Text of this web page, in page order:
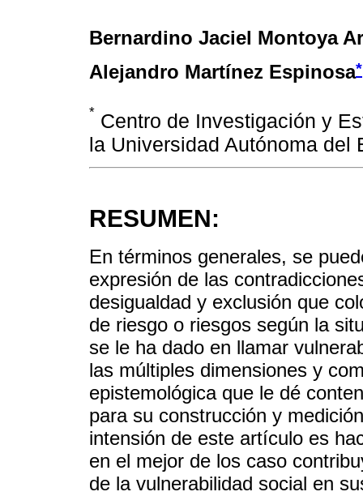
Bernardino Jaciel Montoya
Alejandro Martínez Espinosa*
* Centro de Investigación y
la Universidad Autónoma del
RESUMEN:
En términos generales, se
expresión de las
desigualdad y exclusión que
de riesgo o riesgos según la
se le ha dado en llamar
las múltiples dimensiones y
epistemológica que le dé
para su construcción y
intensión de este artículo es
en el mejor de los caso
de la vulnerabilidad social en